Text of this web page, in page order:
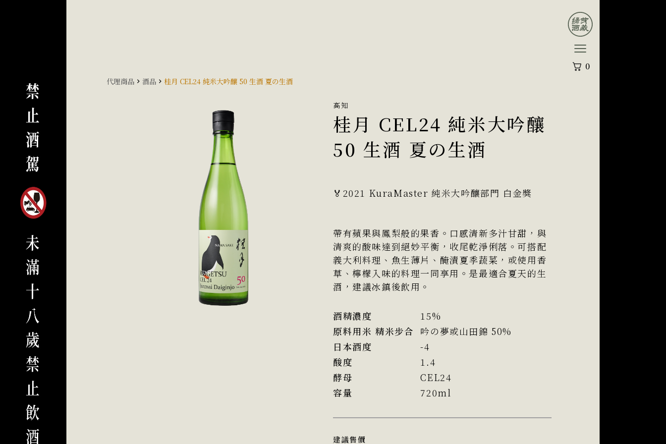
0
代理商品 酒品 桂月 CEL24 純米大吟釀 50 生酒 夏の生酒
高知
桂月 CEL24 純米大吟釀
50 生酒 夏の生酒
🏅2021 KuraMaster 純米大吟釀部門 白金獎
帶有蘋果與鳳梨般的果香。口感清新多汁甘甜，與
清爽的酸味達到絕妙平衡，收尾乾淨俐落。可搭配
義大利料理、魚生薄片、醃漬夏季蔬菜，或使用香
草、檸檬入味的料理一同享用。是最適合夏天的生
酒，建議冰鎮後飲用。
酒精濃度
15%
原料用米 精米步合
吟の夢或山田錦 50%
日本酒度
-4
酸度
1.4
酵母
CEL24
容量
720ml
建議售價